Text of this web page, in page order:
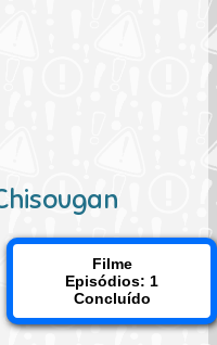
Filme
Episódios: 1
Concluído